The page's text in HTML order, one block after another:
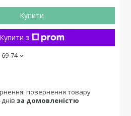
Купити
Купити з
69-74
повернення товару
за домовленістю